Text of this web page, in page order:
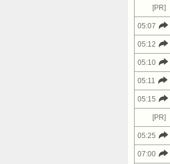
[PR]
05:07
05:12
05:10
05:11
05:15
[PR]
05:25
07:00